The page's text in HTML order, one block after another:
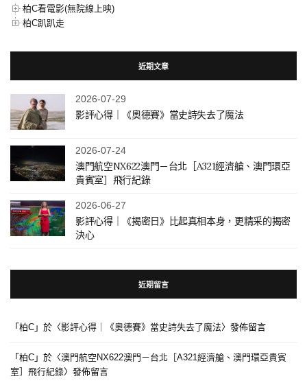
柏C看電影(無院線上映)
柏C趴趴走
近期文章
2026-07-29
影評心得｜《奧德賽》當史詩失去了魔法
2026-07-24
澳門航空NX622澳門－台北［A321經濟艙、澳門環亞
貴賓室］飛行紀錄
2026-06-27
影評心得｜《揭密日》比起真相本身，更精采的揭密
決心
近期留言
「 柏C 」於〈影評心得｜《奧德賽》當史詩失去了魔法〉發佈留言
「 柏C 」於〈澳門航空NX622澳門－台北［A321經濟艙、澳門環亞貴賓
室］飛行紀錄〉發佈留言